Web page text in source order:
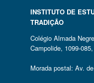
INSTITUTO DE
TRADIÇÃO
Colégio Almada
Campolide, 1099-
Morada postal: Av.